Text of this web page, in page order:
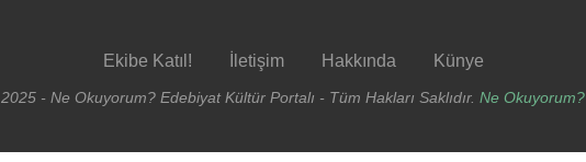
Ekibe Katıl! İletişim Hakkında Künye
2025 - Ne Okuyorum? Edebiyat Kültür Portalı - Tüm Hakları Saklıdır. Ne Okuyorum?